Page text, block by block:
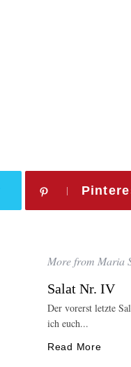
More from Maria
Salat Nr. IV
Der vorerst letzte
ich euch...
Read More